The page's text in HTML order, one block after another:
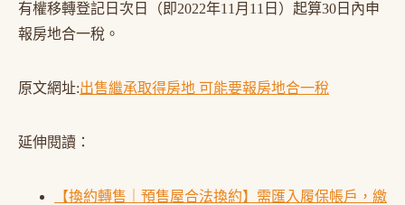
有權移轉登記日次日（即2022年11月11日）起算30日內申
報房地合一稅。
原文網址:出售繼承取得房地 可能要報房地合一稅
延伸閱讀：
【換約轉售｜預售屋合法換約】需匯入履保帳戶，繳